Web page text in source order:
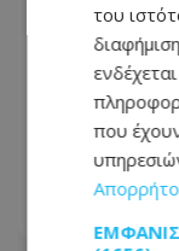
Τέλος η
της - Οι
του
που